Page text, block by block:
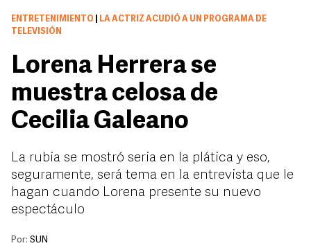
ENTRETENIMIENTO
LA ACTRIZ ACUDIÓ A UN PROGRAMA DE
TELEVISIÓN
Lorena Herrera se
muestra celosa de
Cecilia Galeano
La rubia se mostró seria en la plática y eso,
seguramente, será tema en la entrevista que le
hagan cuando Lorena presente su nuevo
espectáculo
Por: SUN